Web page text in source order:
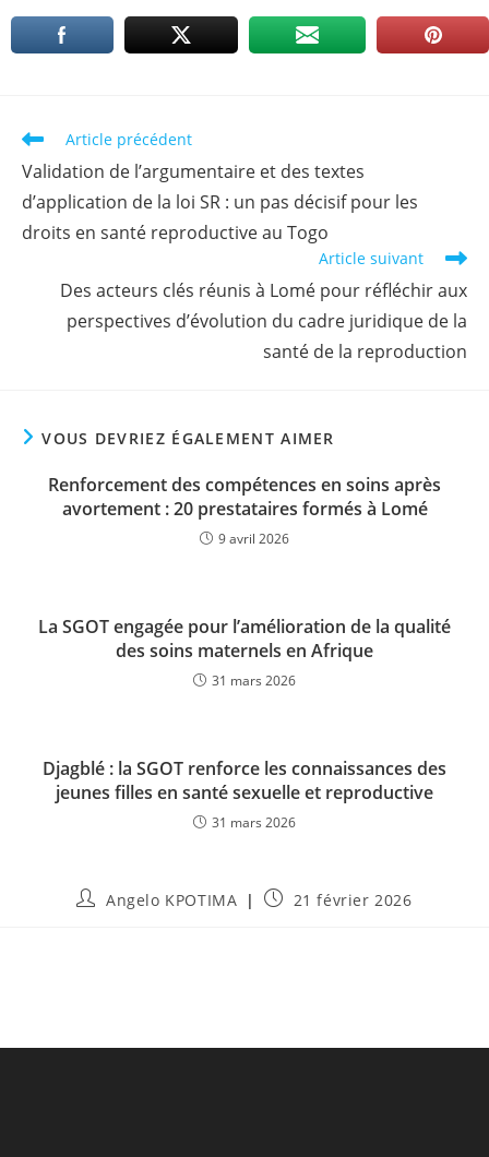
Article précédent
Validation de l’argumentaire et des textes
d’application de la loi SR : un pas décisif pour les
droits en santé reproductive au Togo
Article suivant
Des acteurs clés réunis à Lomé pour réfléchir aux
perspectives d’évolution du cadre juridique de la
santé de la reproduction
VOUS DEVRIEZ ÉGALEMENT AIMER
Renforcement des compétences en soins après
avortement : 20 prestataires formés à Lomé
9 avril 2026
La SGOT engagée pour l’amélioration de la qualité
des soins maternels en Afrique
31 mars 2026
Djagblé : la SGOT renforce les connaissances des
jeunes filles en santé sexuelle et reproductive
31 mars 2026
Angelo KPOTIMA 21 février 2026